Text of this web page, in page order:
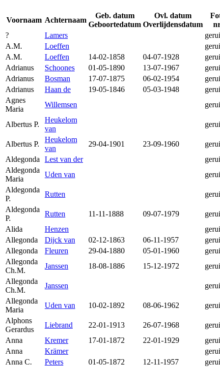
Voornaam Achternaam
Geb. datum
Geboortedatum
Ovl. datum
Overlijdensdatum
?
Lamers
A.M.
Loeffen
A.M.
Loeffen 14-02-1858 04-07-1928
Adrianus
Schoones 01-05-1890 13-07-1967
Adrianus
Bosman 17-07-1875 06-02-1954
Adrianus
Haan de 19-05-1846 05-03-1948
Agnes
Maria
Willemsen
Albertus P.
Heukelom
van
Albertus P.
Heukelom
van
29-04-1901 23-09-1960
Aldegonda
Lest van der
Aldegonda
Maria
Uden van
Aldegonda
P.
Rutten
Aldegonda
P.
Rutten 11-11-1888 09-07-1979
Alida
Henzen
Allegonda
Dijck van 02-12-1863 06-11-1957
Allegonda
Fleuren 29-04-1880 05-01-1960
Allegonda
Ch.M.
Janssen 18-08-1886 15-12-1972
Allegonda
Ch.M.
Janssen
Allegonda
Maria
Uden van 10-02-1892 08-06-1962
Alphons
Gerardus
Liebrand 22-01-1913 26-07-1968
Anna
Kremer 17-01-1872 22-01-1929
Anna
Krämer
Anna C.
Peters 01-05-1872 12-11-1957